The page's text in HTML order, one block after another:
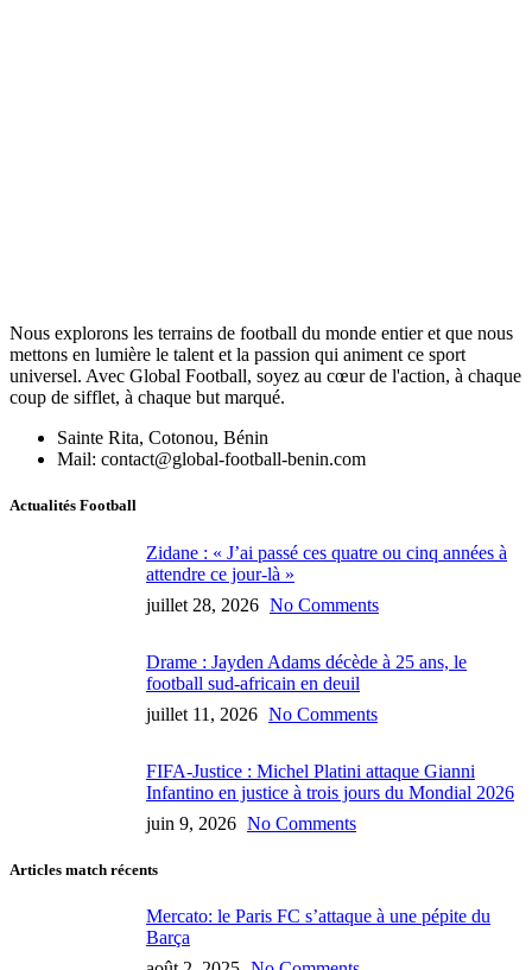
Nous explorons les terrains de football du monde entier et que nous
mettons en lumière le talent et la passion qui animent ce sport
universel. Avec Global Football, soyez au cœur de l'action, à chaque
coup de sifflet, à chaque but marqué.
Sainte Rita, Cotonou, Bénin
Mail: contact@global-football-benin.com
Actualités Football
Zidane : « J’ai passé ces quatre ou cinq années à
attendre ce jour-là »
juillet 28, 2026 No Comments
Drame : Jayden Adams décède à 25 ans, le
football sud-africain en deuil
juillet 11, 2026 No Comments
FIFA-Justice : Michel Platini attaque Gianni
Infantino en justice à trois jours du Mondial 2026
juin 9, 2026 No Comments
Articles match récents
Mercato: le Paris FC s’attaque à une pépite du
Barça